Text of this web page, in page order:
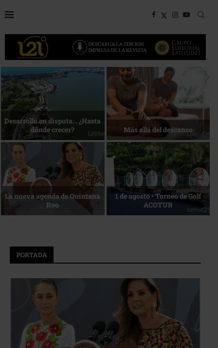
Bottega, un viaje servido a la
mesa
Energía que Impulsa la
competitividad
Reconocimiento de viajeros La esencia del servicio
PORTADA